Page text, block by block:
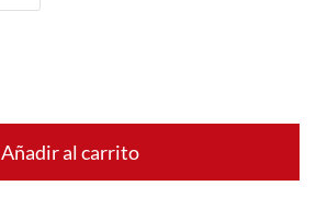
Añadir al carrito